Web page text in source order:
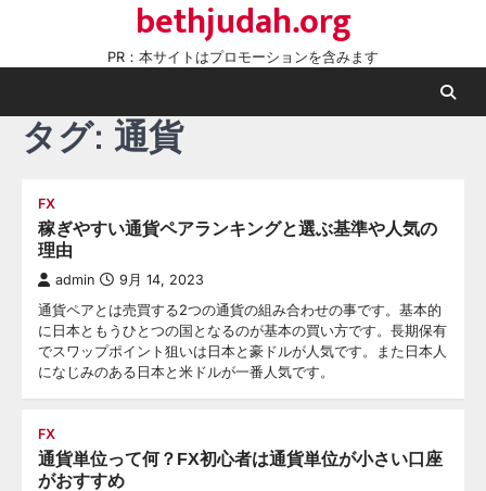
content
bethjudah.org
PR：本サイトはプロモーションを含みます
タグ: 通貨
FX
稼ぎやすい通貨ペアランキングと選ぶ基準や人気の
理由
admin 9月 14, 2023
通貨ペアとは売買する2つの通貨の組み合わせの事です。基本的
に日本ともうひとつの国となるのが基本の買い方です。長期保有
でスワップポイント狙いは日本と豪ドルが人気です。また日本人
になじみのある日本と米ドルが一番人気です。
FX
通貨単位って何？FX初心者は通貨単位が小さい口座
がおすすめ